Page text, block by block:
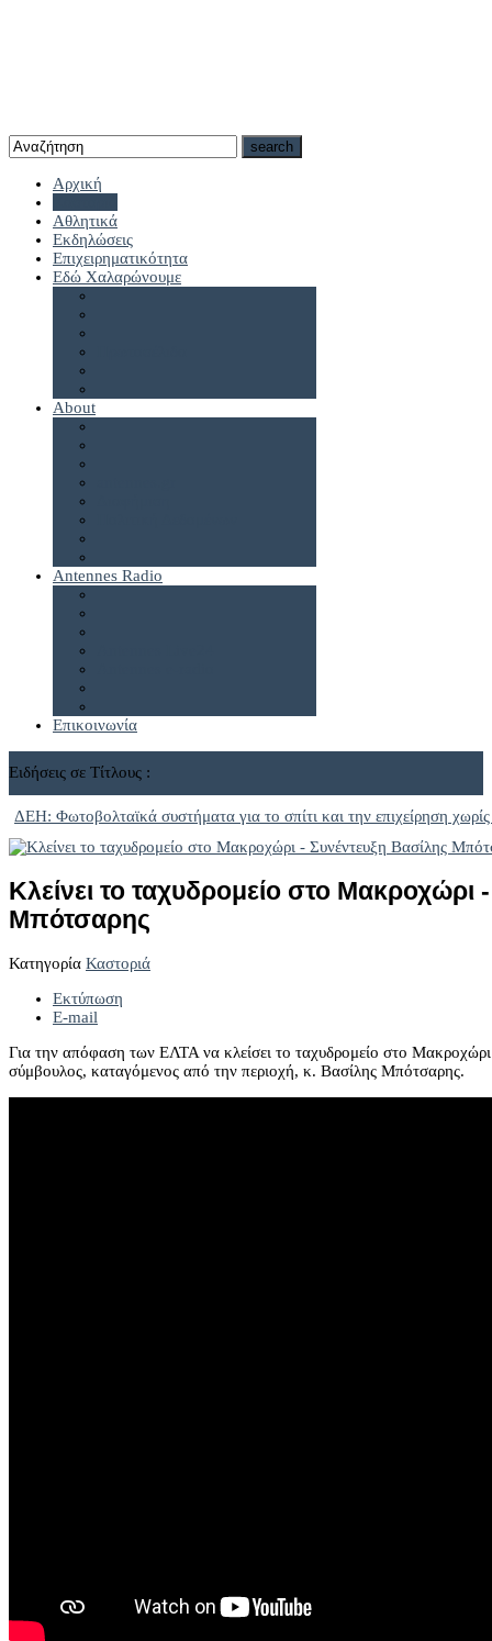
Αρχική
Αθλητικά
Εκδηλώσεις
Επιχειρηματικότητα
Εδώ Χαλαρώνουμε
About
Antennes Radio
Επικοινωνία
Ειδήσεις σε Τίτλους :
ΔΕΗ: Φωτοβολταϊκά συστήματα για το σπίτι και την επιχείρηση
Κλείνει το ταχυδρομείο στο Μακροχώρι
Μπότσαρης
Κατηγορία Καστοριά
Εκτύπωση
E-mail
Για την απόφαση των ΕΛΤΑ να κλείσει το ταχυδρομείο στο
σύμβουλος, καταγόμενος από την περιοχή, κ. Βασίλης Μπότσαρης.